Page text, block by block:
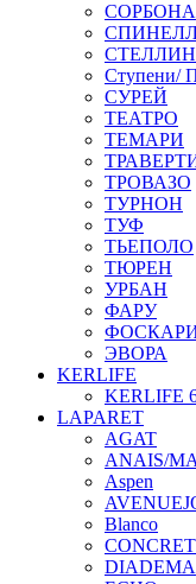
СОРБОНА
Ступени/
СУРЕЙ
ТЕАТРО
ТЕМАРИ
ТРОВАЗО
ТУРНОН
ТУФ
ТЬЕПОЛО
ТЮРЕН
УРБАН
ФАРУ
ЭВОРА
KERLIFE
KERLIFE
LAPARET
AGAT
ANAIS/
Aspen
Blanco
DIADEMA